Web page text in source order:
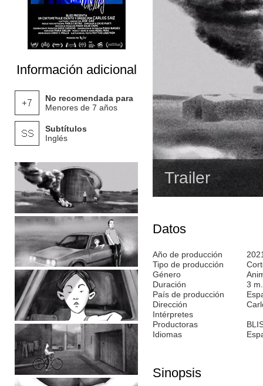
Información adicional
No recomendada para
Menores de 7 años
Subtítulos
Inglés
Trailer
Datos
Año de producción
Tipo de producción
Género
Duración
3 m.
País de producción
Dirección
Intérpretes
Productoras
Idiomas
Sinopsis